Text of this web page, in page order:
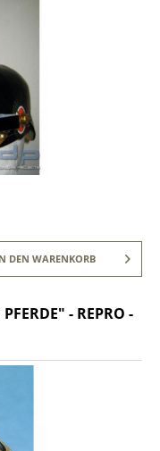
DEN WARENKORB
- REPRO -